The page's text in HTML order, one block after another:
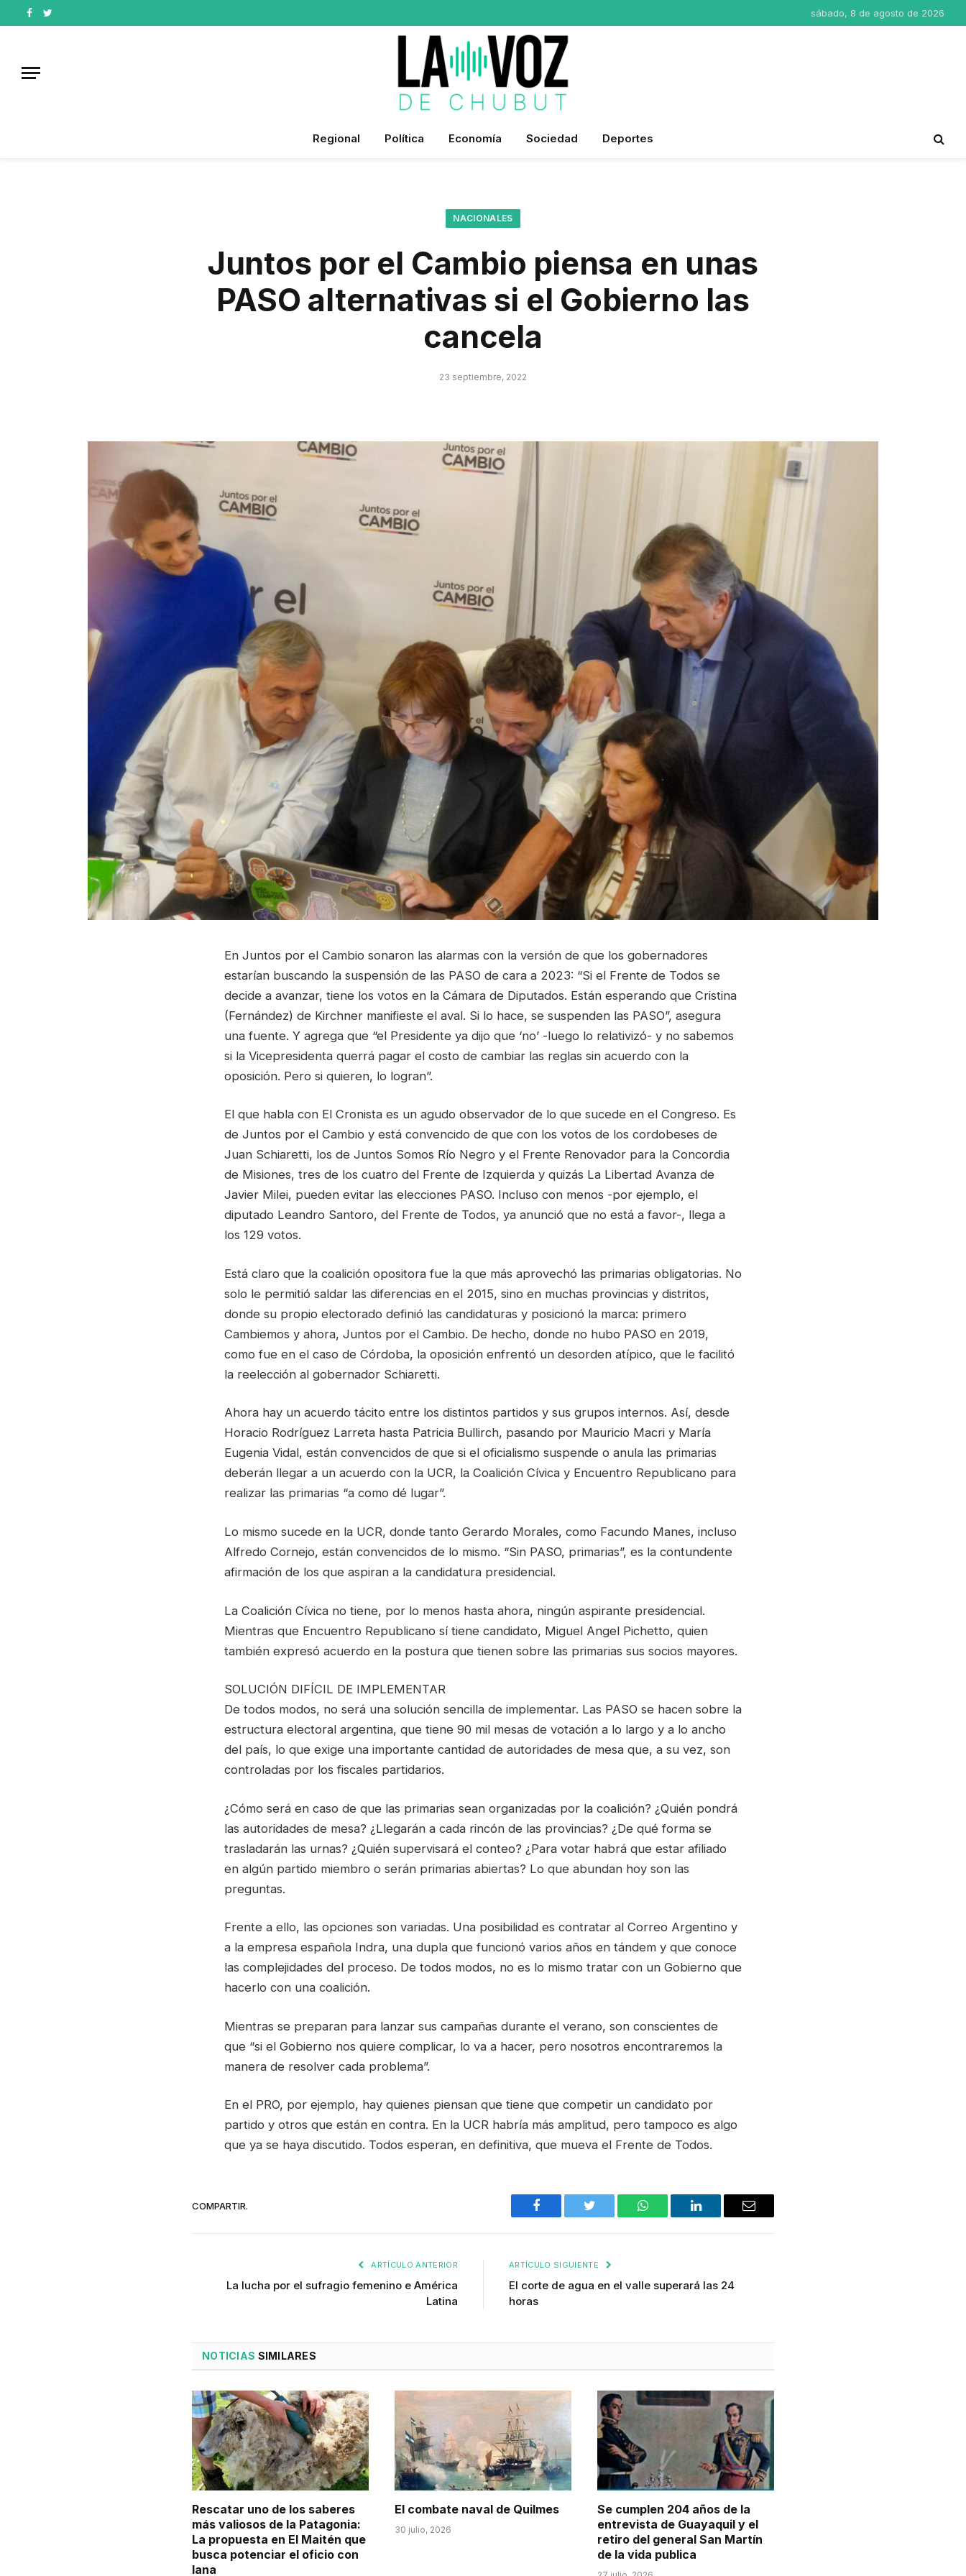
Facebook
Twitter
sábado, 8 de agosto de 2026
Regional Política Economía Sociedad Deportes
NACIONALES
Juntos por el Cambio piensa en unas
PASO alternativas si el Gobierno las
cancela
23 septiembre, 2022
En Juntos por el Cambio sonaron las alarmas con la versión de que los gobernadores
estarían buscando la suspensión de las PASO de cara a 2023: “Si el Frente de Todos se
decide a avanzar, tiene los votos en la Cámara de Diputados. Están esperando que Cristina
(Fernández) de Kirchner manifieste el aval. Si lo hace, se suspenden las PASO”, asegura
una fuente. Y agrega que “el Presidente ya dijo que ‘no’ -luego lo relativizó- y no sabemos
si la Vicepresidenta querrá pagar el costo de cambiar las reglas sin acuerdo con la
oposición. Pero si quieren, lo logran”.
El que habla con El Cronista es un agudo observador de lo que sucede en el Congreso. Es
de Juntos por el Cambio y está convencido de que con los votos de los cordobeses de
Juan Schiaretti, los de Juntos Somos Río Negro y el Frente Renovador para la Concordia
de Misiones, tres de los cuatro del Frente de Izquierda y quizás La Libertad Avanza de
Javier Milei, pueden evitar las elecciones PASO. Incluso con menos -por ejemplo, el
diputado Leandro Santoro, del Frente de Todos, ya anunció que no está a favor-, llega a
los 129 votos.
Está claro que la coalición opositora fue la que más aprovechó las primarias obligatorias. No
solo le permitió saldar las diferencias en el 2015, sino en muchas provincias y distritos,
donde su propio electorado definió las candidaturas y posicionó la marca: primero
Cambiemos y ahora, Juntos por el Cambio. De hecho, donde no hubo PASO en 2019,
como fue en el caso de Córdoba, la oposición enfrentó un desorden atípico, que le facilitó
la reelección al gobernador Schiaretti.
Ahora hay un acuerdo tácito entre los distintos partidos y sus grupos internos. Así, desde
Horacio Rodríguez Larreta hasta Patricia Bullirch, pasando por Mauricio Macri y María
Eugenia Vidal, están convencidos de que si el oficialismo suspende o anula las primarias
deberán llegar a un acuerdo con la UCR, la Coalición Cívica y Encuentro Republicano para
realizar las primarias “a como dé lugar”.
Lo mismo sucede en la UCR, donde tanto Gerardo Morales, como Facundo Manes, incluso
Alfredo Cornejo, están convencidos de lo mismo. “Sin PASO, primarias”, es la contundente
afirmación de los que aspiran a la candidatura presidencial.
La Coalición Cívica no tiene, por lo menos hasta ahora, ningún aspirante presidencial.
Mientras que Encuentro Republicano sí tiene candidato, Miguel Angel Pichetto, quien
también expresó acuerdo en la postura que tienen sobre las primarias sus socios mayores.
SOLUCIÓN DIFÍCIL DE IMPLEMENTAR
De todos modos, no será una solución sencilla de implementar. Las PASO se hacen sobre la
estructura electoral argentina, que tiene 90 mil mesas de votación a lo largo y a lo ancho
del país, lo que exige una importante cantidad de autoridades de mesa que, a su vez, son
controladas por los fiscales partidarios.
¿Cómo será en caso de que las primarias sean organizadas por la coalición? ¿Quién pondrá
las autoridades de mesa? ¿Llegarán a cada rincón de las provincias? ¿De qué forma se
trasladarán las urnas? ¿Quién supervisará el conteo? ¿Para votar habrá que estar afiliado
en algún partido miembro o serán primarias abiertas? Lo que abundan hoy son las
preguntas.
Frente a ello, las opciones son variadas. Una posibilidad es contratar al Correo Argentino y
a la empresa española Indra, una dupla que funcionó varios años en tándem y que conoce
las complejidades del proceso. De todos modos, no es lo mismo tratar con un Gobierno que
hacerlo con una coalición.
Mientras se preparan para lanzar sus campañas durante el verano, son conscientes de
que “si el Gobierno nos quiere complicar, lo va a hacer, pero nosotros encontraremos la
manera de resolver cada problema”.
En el PRO, por ejemplo, hay quienes piensan que tiene que competir un candidato por
partido y otros que están en contra. En la UCR habría más amplitud, pero tampoco es algo
que ya se haya discutido. Todos esperan, en definitiva, que mueva el Frente de Todos.
COMPARTIR.
Facebook Twitter WhatsAppLinkedIn Email
ARTÍCULO ANTERIOR
La lucha por el sufragio femenino e América
Latina
ARTÍCULO SIGUIENTE
El corte de agua en el valle superará las 24
horas
NOTICIAS SIMILARES
Rescatar uno de los saberes
más valiosos de la Patagonia:
La propuesta en El Maitén que
busca potenciar el oficio con
lana
El combate naval de Quilmes
30 julio, 2026
Se cumplen 204 años de la
entrevista de Guayaquil y el
retiro del general San Martín
de la vida publica